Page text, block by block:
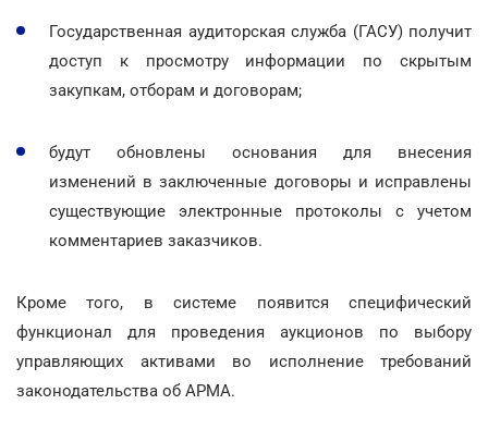
Государственная аудиторская служба (ГАСУ) получит
доступ к просмотру информации по скрытым
закупкам, отборам и договорам;
будут обновлены основания для внесения
изменений в заключенные договоры и исправлены
существующие электронные протоколы с учетом
комментариев заказчиков.
Кроме того, в системе появится специфический
функционал для проведения аукционов по выбору
управляющих активами во исполнение требований
законодательства об АРМА.